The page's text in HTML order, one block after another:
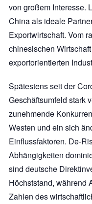
von großem Interesse.
China als ideale
Exportwirtschaft. Vom
chinesischen
exportorientierten
Spätestens seit der
Geschäftsumfeld stark
zunehmende
Westen und ein sich
Einflussfaktoren. De-
Abhängigkeiten
sind deutsche
Höchststand, während
Zahlen des